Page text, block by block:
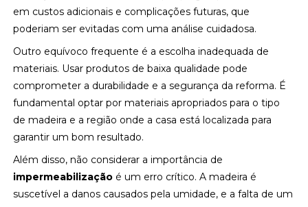
em custos adicionais e complicações futuras, que
poderiam ser evitadas com uma análise cuidadosa.
Outro equívoco frequente é a escolha inadequada de
materiais. Usar produtos de baixa qualidade pode
comprometer a durabilidade e a segurança da reforma. É
fundamental optar por materiais apropriados para o tipo
de madeira e a região onde a casa está localizada para
garantir um bom resultado.
Além disso, não considerar a importância de
impermeabilização é um erro crítico. A madeira é
suscetível a danos causados pela umidade, e a falta de um